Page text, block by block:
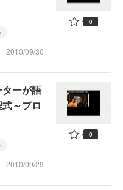
2010/09/30
0
ーが語
～プロ
2010/09/29
0